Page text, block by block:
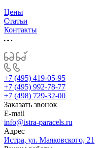
Цены
Статьи
Контакты
+7 (495) 419-05-95
+7 (495) 992-78-77
+7 (498) 729-32-00
Заказать звонок
E-mail
info@istra-paracels.ru
Адрес
Истра, ул. Маяковского, 21